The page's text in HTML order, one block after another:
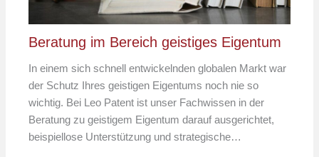
Beratung im Bereich geistiges Eigentum
In einem sich schnell entwickelnden globalen Markt war
der Schutz Ihres geistigen Eigentums noch nie so
wichtig. Bei Leo Patent ist unser Fachwissen in der
Beratung zu geistigem Eigentum darauf ausgerichtet,
beispiellose Unterstützung und strategische…